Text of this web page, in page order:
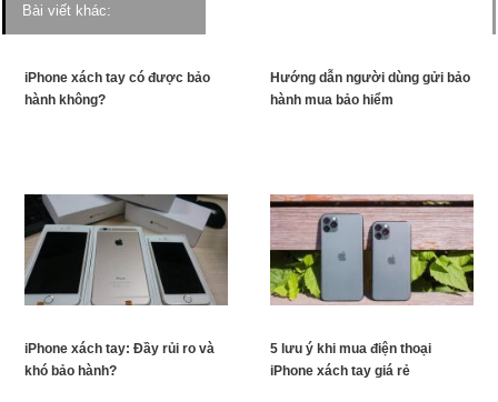
Bài viết khác:
iPhone xách tay có được bảo
hành không?
Hướng dẫn người dùng gửi bảo
hành mua bảo hiểm
iPhone xách tay: Đầy rủi ro và
khó bảo hành?
5 lưu ý khi mua điện thoại
iPhone xách tay giá rẻ